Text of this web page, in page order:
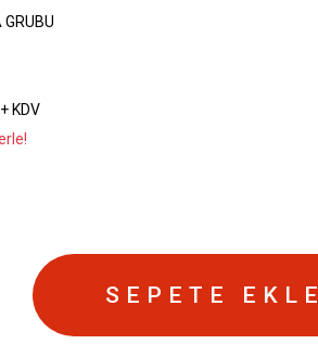
KDV
SEPETE EKLE